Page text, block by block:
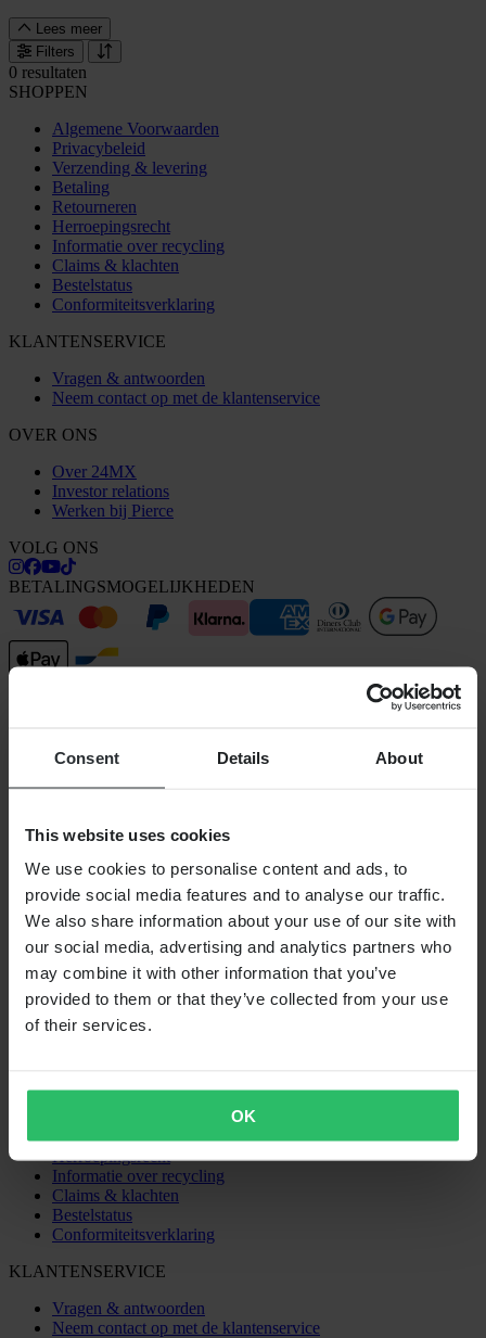
Consent Details About
This website uses cookies
We use cookies to personalise content and ads, to
provide social media features and to analyse our traffic.
We also share information about your use of our site with
our social media, advertising and analytics partners who
may combine it with other information that you’ve
provided to them or that they’ve collected from your use
of their services.
OK
Lees meer
Filters
0 resultaten
SHOPPEN
Algemene Voorwaarden
Privacybeleid
Verzending & levering
Betaling
Retourneren
Herroepingsrecht
Informatie over recycling
Claims & klachten
Bestelstatus
Conformiteitsverklaring
KLANTENSERVICE
Vragen & antwoorden
Neem contact op met de klantenservice
OVER ONS
Over 24MX
Investor relations
Werken bij Pierce
VOLG ONS
BETALINGSMOGELIJKHEDEN
24MX is een onderdeel van Pierce Group AB
Pierce Group AB | Fleminggatan 20A, 112 26 Stockholm, Zweden
Handelsregister: Bolagsverket/Zweedse Kamer van Koophandel
Bedrijfsregistratienummer: 556763-1592
Gevolmachtigde vertegenwoordiger: Göran Dahlin
Btw-registratienummer: OSS VAT NO SE556763159201
SHOPPEN
Retourneren
Herroepingsrecht
Informatie over recycling
Claims & klachten
Bestelstatus
Conformiteitsverklaring
KLANTENSERVICE
Vragen & antwoorden
Neem contact op met de klantenservice